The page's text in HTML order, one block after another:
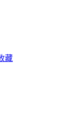
藏